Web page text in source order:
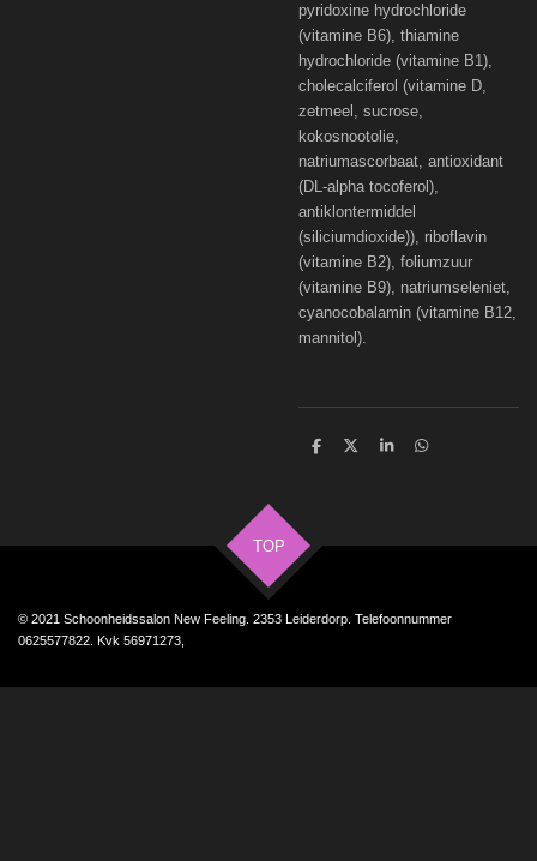
pyridoxine hydrochloride
(vitamine B6), thiamine
hydrochloride (vitamine B1),
cholecalciferol (vitamine D,
zetmeel, sucrose,
kokosnootolie,
natriumascorbaat, antioxidant
(DL-alpha tocoferol),
antiklontermiddel
(siliciumdioxide)), riboflavin
(vitamine B2), foliumzuur
(vitamine B9), natriumseleniet,
cyanocobalamin (vitamine B12,
mannitol).
D
D
S
D
TOP
© 2021 Schoonheidssalon New Feeling. 2353 Leiderdorp. Telefoonnummer
0625577822. Kvk 56971273,